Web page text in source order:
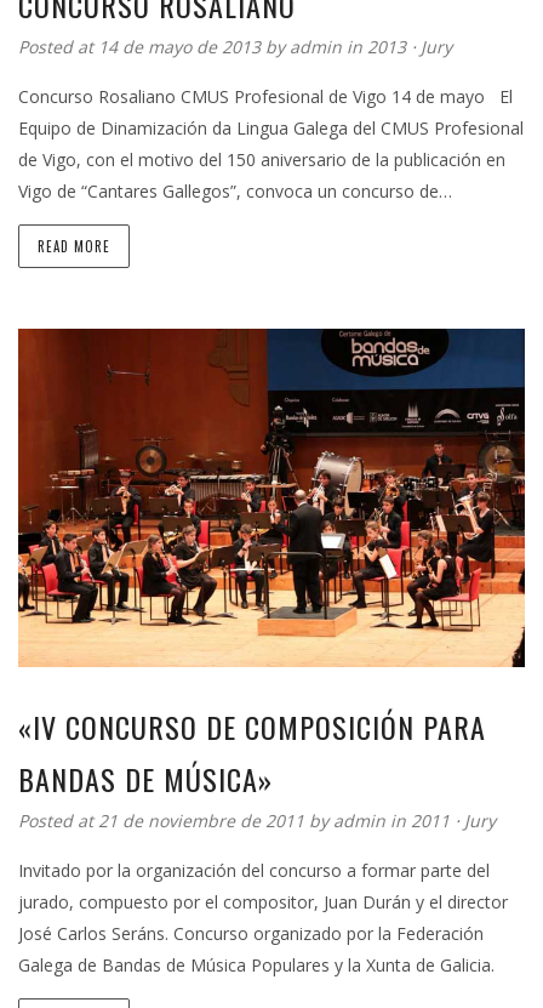
Posted at 14 de mayo de 2013 byadmin in 2013⋅ Jury
Concurso Rosaliano CMUS Profesional de Vigo 14 de mayo El
Equipo de Dinamización da Lingua Galega del CMUS Profesional
de Vigo, con el motivo del 150 aniversario de la publicación en
Vigo de “Cantares Gallegos”, convoca un concurso de…
READ MORE
«IV CONCURSO DE COMPOSICIÓN PARA
BANDAS DE MÚSICA»
Posted at 21 de noviembre de 2011 byadmin in 2011 ⋅ Jury
Invitado por la organización del concurso a formar parte del
jurado, compuesto por el compositor, Juan Durán y el director
José Carlos Seráns. Concurso organizado por la Federación
Galega de Bandas de Música Populares y la Xunta de Galicia.